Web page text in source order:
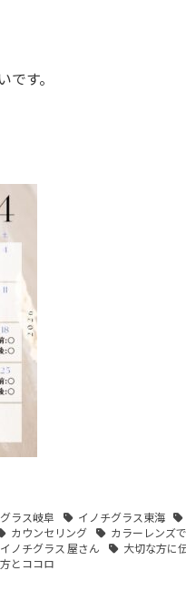
す。
ラス岐阜 イノチグラス東海
カウンセリング カラーレンズ
ノチグラス 屋さん 大切な方に
とココロ